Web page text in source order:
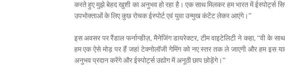
करते हुए मुझे बेहद खुशी का अनुभव हो रहा है। एक साथ मिलकर हम भारत में ईस्पोर्ट्स
उपभोक्ताओं के लिए कुछ रोचक ईस्पोर्ट एवं युवा उन्मुख कंटेंट लेकर आएंगे।’’
इस अवसर पर रैंडाल फर्नान्डीज़, मैनेजिंग डायरेक्टर, टीम वाइटेलिटी ने कहा, ‘‘वी के
हम एक ऐसे मोड़ पर हैं जहां टेक्नोलॉजी गेमिंग को नए स्तर तक ले जाएगी और हम इस
अनुभव प्रदान करेंगे और ईस्पोर्ट्स उद्योग में अनूठी छाप छोड़ेंगे।’’